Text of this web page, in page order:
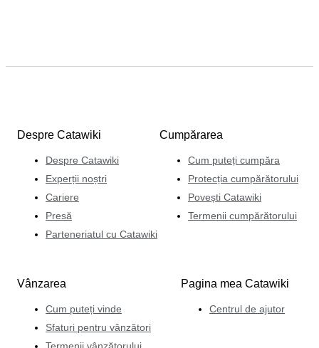
Despre Catawiki
Despre Catawiki
Experții noștri
Cariere
Presă
Parteneriatul cu Catawiki
Cumpărarea
Cum puteți cumpăra
Protecția cumpărătorului
Povești Catawiki
Termenii cumpărătorului
Vânzarea
Cum puteți vinde
Sfaturi pentru vânzători
Termenii vânzătorului
Pagina mea Catawiki
Centrul de ajutor